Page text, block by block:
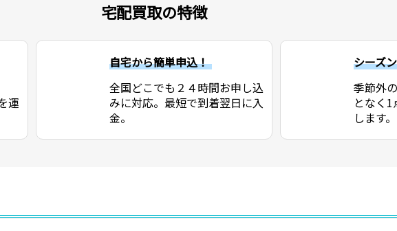
宅配買取の特徴
運
自宅から簡単申込！
全国どこでも２４時間お申し込
みに対応。最短で到着翌日に入
金。
シーズ
季節外
となく
します。